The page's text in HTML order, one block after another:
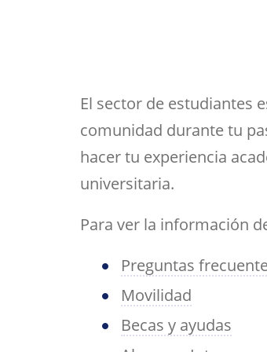
El sector de estudiantes
comunidad durante tu
hacer tu experiencia
universitaria.
Para ver la información
Preguntas
Movilidad
Becas y ayudas